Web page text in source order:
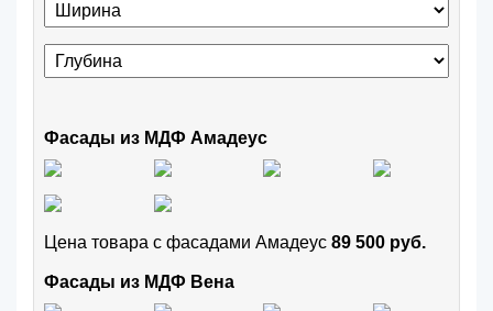
Фасады из МДФ Амадеус
Цена товара с фасадами Амадеус 89 500 руб.
Фасады из МДФ Вена